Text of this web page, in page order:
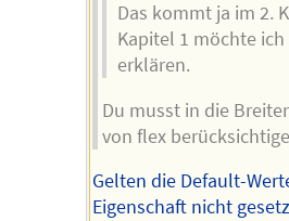
Das kommt ja im 2.
Kapitel 1 möchte
erklären.
Du musst in die
von flex
Gelten die Default-
Eigenschaft nicht